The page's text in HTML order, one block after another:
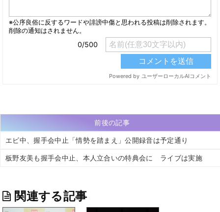
前後の記事
エビ中、握手会中止「情勢を踏まえ」公開録音は予定通り
板野友美も握手会中止、本人立合いの特典会に ライブは実施
関連する記事